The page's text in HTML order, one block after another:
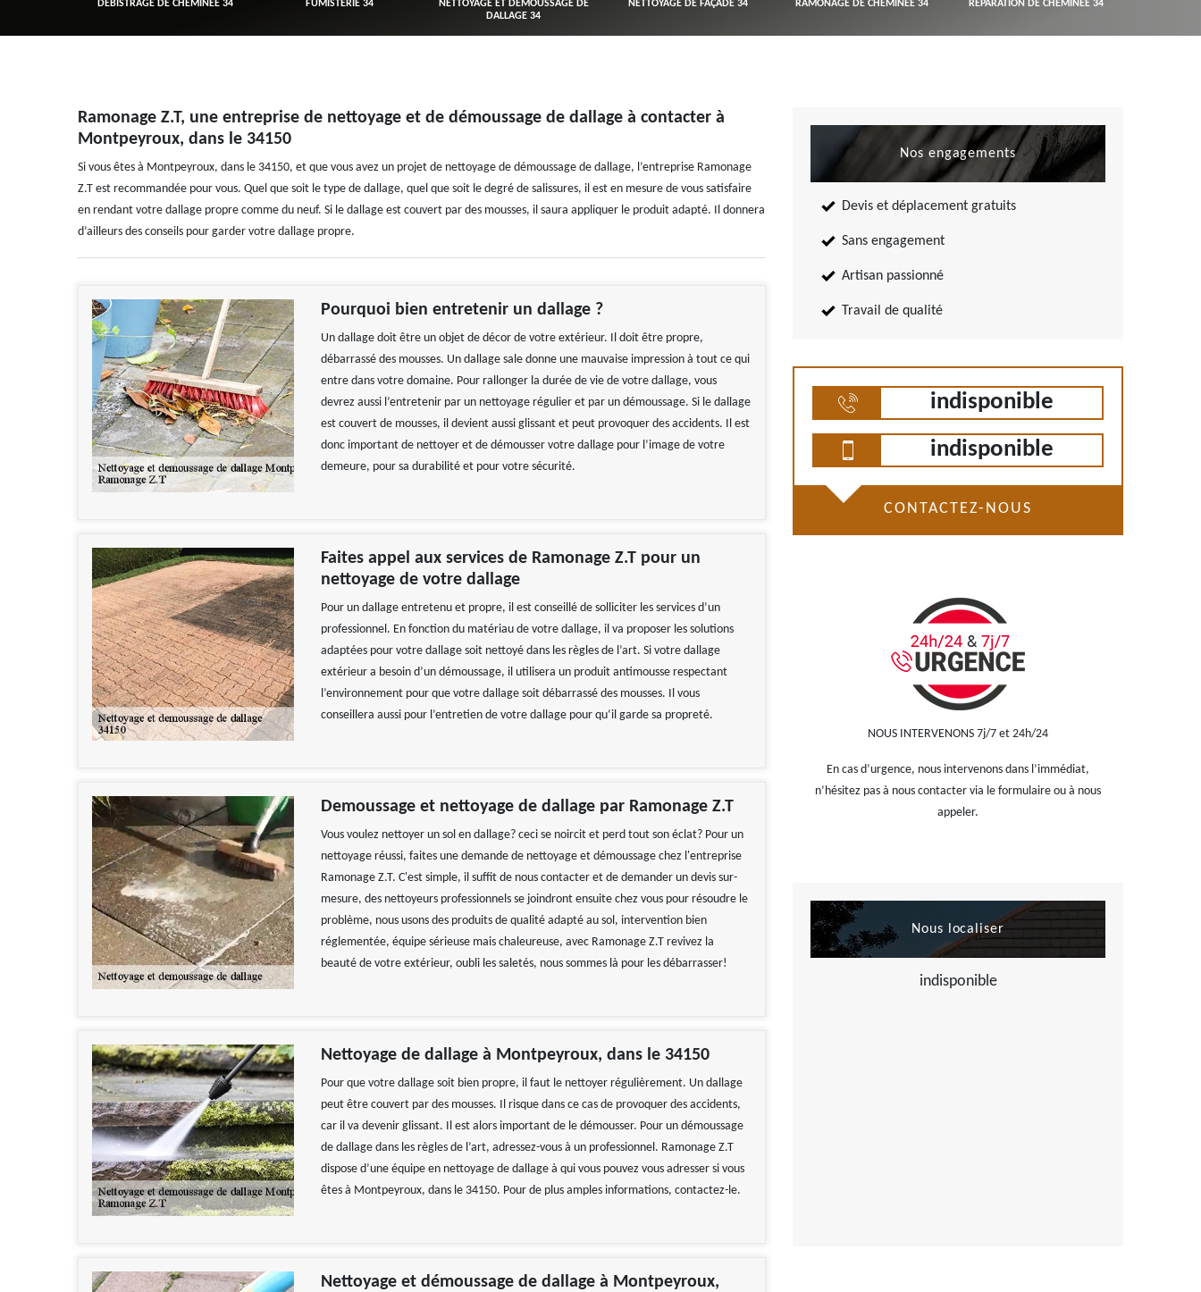
DÉBISTRAGE DE CHEMINÉE 34 FUMISTERIE 34
NETTOYAGE ET DÉMOUSSAGE DE
DALLAGE 34
NETTOYAGE DE FAÇADE 34 RAMONAGE DE CHEMINÉE 34 RÉPARATION DE CHEMINÉE 34
Ramonage Z.T, une entreprise de nettoyage et de démoussage de dallage à contacter à
Montpeyroux, dans le 34150
Si vous êtes à Montpeyroux, dans le 34150, et que vous avez un projet de nettoyage de démoussage de dallage, l’entreprise Ramonage
Z.T est recommandée pour vous. Quel que soit le type de dallage, quel que soit le degré de salissures, il est en mesure de vous satisfaire
en rendant votre dallage propre comme du neuf. Si le dallage est couvert par des mousses, il saura appliquer le produit adapté. Il donnera
d’ailleurs des conseils pour garder votre dallage propre.
Pourquoi bien entretenir un dallage ?
Un dallage doit être un objet de décor de votre extérieur. Il doit être propre,
débarrassé des mousses. Un dallage sale donne une mauvaise impression à tout ce qui
entre dans votre domaine. Pour rallonger la durée de vie de votre dallage, vous
devrez aussi l’entretenir par un nettoyage régulier et par un démoussage. Si le dallage
est couvert de mousses, il devient aussi glissant et peut provoquer des accidents. Il est
donc important de nettoyer et de démousser votre dallage pour l’image de votre
demeure, pour sa durabilité et pour votre sécurité.
Faites appel aux services de Ramonage Z.T pour un
nettoyage de votre dallage
Pour un dallage entretenu et propre, il est conseillé de solliciter les services d’un
professionnel. En fonction du matériau de votre dallage, il va proposer les solutions
adaptées pour votre dallage soit nettoyé dans les règles de l’art. Si votre dallage
extérieur a besoin d’un démoussage, il utilisera un produit antimousse respectant
l’environnement pour que votre dallage soit débarrassé des mousses. Il vous
conseillera aussi pour l’entretien de votre dallage pour qu‘il garde sa propreté.
Demoussage et nettoyage de dallage par Ramonage Z.T
Vous voulez nettoyer un sol en dallage? ceci se noircit et perd tout son éclat? Pour un
nettoyage réussi, faites une demande de nettoyage et démoussage chez l'entreprise
Ramonage Z.T. C'est simple, il suffit de nous contacter et de demander un devis sur-
mesure, des nettoyeurs professionnels se joindront ensuite chez vous pour résoudre le
problème, nous usons des produits de qualité adapté au sol, intervention bien
réglementée, équipe sérieuse mais chaleureuse, avec Ramonage Z.T revivez la
beauté de votre extérieur, oubli les saletés, nous sommes là pour les débarrasser!
Nettoyage de dallage à Montpeyroux, dans le 34150
Pour que votre dallage soit bien propre, il faut le nettoyer régulièrement. Un dallage
peut être couvert par des mousses. Il risque dans ce cas de provoquer des accidents,
car il va devenir glissant. Il est alors important de le démousser. Pour un démoussage
de dallage dans les règles de l’art, adressez-vous à un professionnel. Ramonage Z.T
dispose d’une équipe en nettoyage de dallage à qui vous pouvez vous adresser si vous
êtes à Montpeyroux, dans le 34150. Pour de plus amples informations, contactez-le.
Nettoyage et démoussage de dallage à Montpeyroux,
Nos engagements
Devis et déplacement gratuits
Sans engagement
Artisan passionné
Travail de qualité
indisponible
indisponible
CONTACTEZ-NOUS
NOUS INTERVENONS 7j/7 et 24h/24
En cas d’urgence, nous intervenons dans l’immédiat,
n’hésitez pas à nous contacter via le formulaire ou à nous
appeler.
Nous localiser
indisponible